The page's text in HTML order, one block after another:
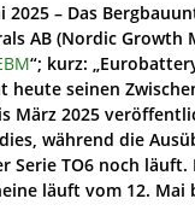
2025 – Das
AB (Nordic Growth
“; kurz:
heute seinen
März 2025
während die
Serie TO6 noch
läuft vom 12. Mai